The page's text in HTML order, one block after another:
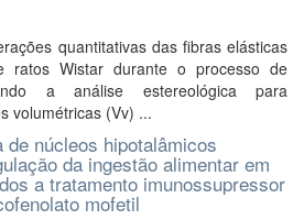
quantitativas das fibras elásticas
ratos Wistar durante o processo de
a análise estereológica para
volumétricas (Vv) ...
núcleos hipotalâmicos
da ingestão alimentar em
a tratamento imunossupressor
mofetil